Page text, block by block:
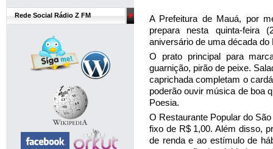
Rede Social Rádio Z FM
A Prefeitura de Mauá, por
prepara nesta quinta-feira
aniversário de uma década
O prato principal para
guarnição, pirão de peixe.
caprichada completam o
poderão ouvir música de boa
Poesia.
O Restaurante Popular do
fixo de R$ 1,00. Além disso,
de renda e ao estímulo de